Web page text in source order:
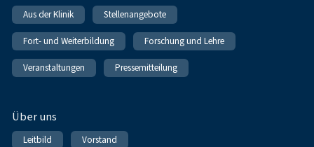
Aus der Klinik Stellenangebote
Fort- und Weiterbildung Forschung und Lehre
Veranstaltungen Pressemitteilung
Über uns
Leitbild Vorstand